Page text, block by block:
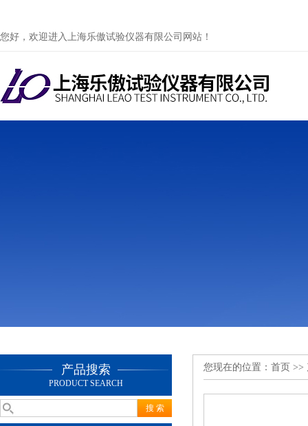
您好，欢迎进入上海乐傲试验仪器有限公司网站！
产品搜索
PRODUCT SEARCH
您现在的位置： 首页 >>